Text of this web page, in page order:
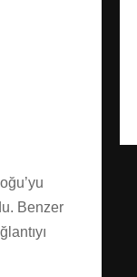
Benzer